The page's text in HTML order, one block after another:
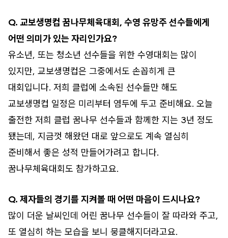
Q. 교보생명컵 꿈나무체육대회, 수영 유망주 선수들에게
어떤 의미가 있는 자리인가요?
유소년, 또는 청소년 선수들을 위한 수영대회는 많이
있지만, 교보생명컵은 그중에서도 손꼽히게 큰
대회입니다. 저희 클럽에 소속된 선수들만 해도
교보생명컵 일정은 미리부터 염두에 두고 준비해요. 오늘
출전한 저희 클럽 꿈나무 선수들과 함께한 지는 3년 정도
됐는데, 지금껏 해왔던 대로 앞으로도 계속 열심히
준비해서 좋은 성적 만들어가려고 합니다.
꿈나무체육대회도 참가하고요.
Q. 제자들의 경기를 지켜볼 때 어떤 마음이 드시나요?
많이 더운 날씨인데 어린 꿈나무 선수들이 잘 따라와 주고,
또 열심히 하는 모습을 보니 뭉클해지더라고요.